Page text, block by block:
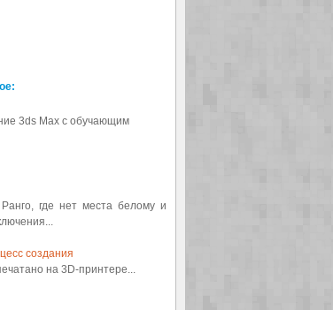
3ds Max с обучающим
где нет места белому и
создания
на 3D-принтере...